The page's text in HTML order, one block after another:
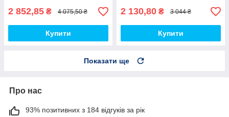
2 852,85 ₴ 4 075,50 ₴
Купити
2 130,80 ₴ 3 044 ₴
Купити
Показати ще
Про нас
93% позитивних з 184 відгуків за рік